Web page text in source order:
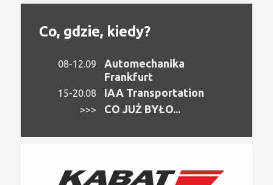
Co, gdzie, kiedy?
08-12.09
Automechanika
Frankfurt
15-20.08 IAA Transportation
>>> CO JUŻ BYŁO...